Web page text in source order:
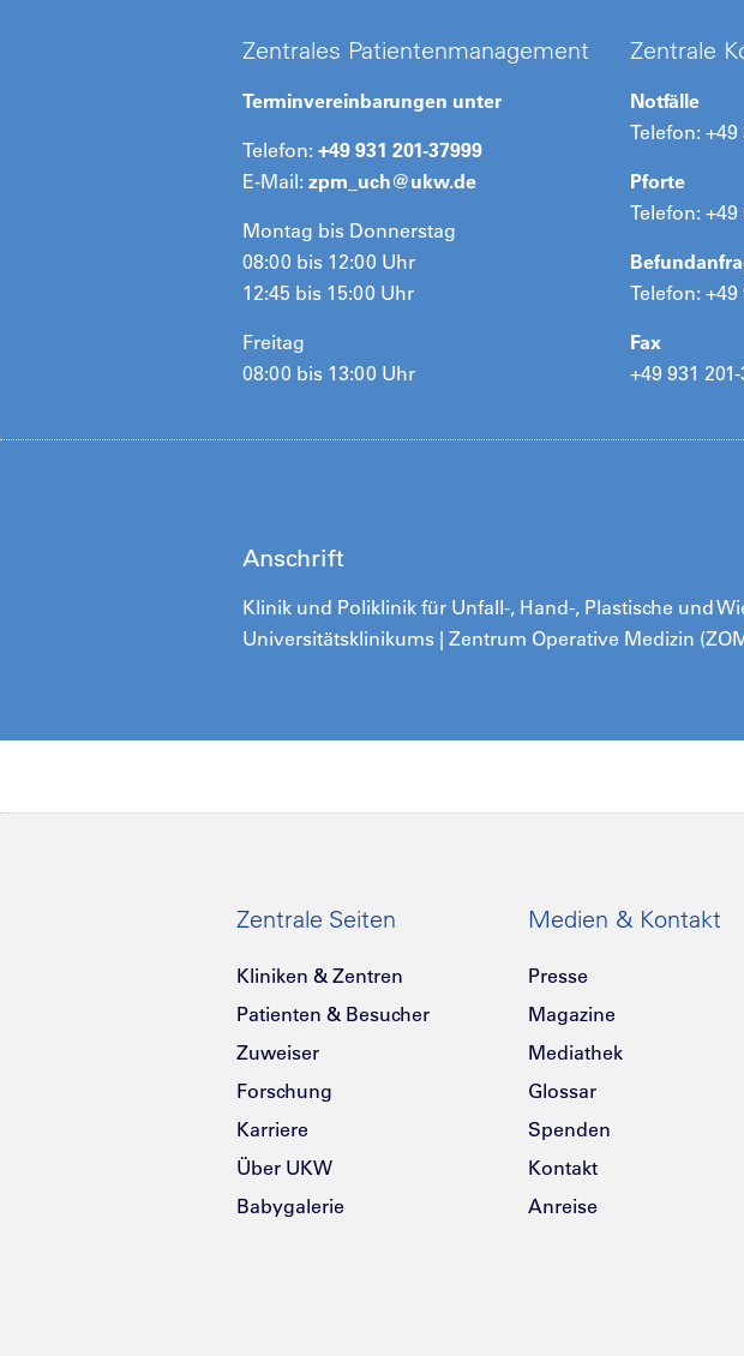
Zentrales Patientenmanagement
Terminvereinbarungen unter
Telefon: +49 931 201-37999
E-Mail: zpm_uch@ukw.de
Montag bis Donnerstag
08:00 bis 12:00 Uhr
12:45 bis 15:00 Uhr
Freitag
08:00 bis 13:00 Uhr
Zentrale
Notfälle
Telefon: +49
Pforte
Telefon: +49
Telefon: +49
Fax
+49 931
Anschrift
Klinik und Poliklinik für Unfall-, Hand-, Plastische und
Universitätsklinikums | Zentrum Operative Medizin
Zentrale Seiten
Kliniken & Zentren
Patienten & Besucher
Zuweiser
Forschung
Karriere
Über UKW
Babygalerie
Medien & Kontakt
Presse
Magazine
Mediathek
Glossar
Spenden
Kontakt
Anreise